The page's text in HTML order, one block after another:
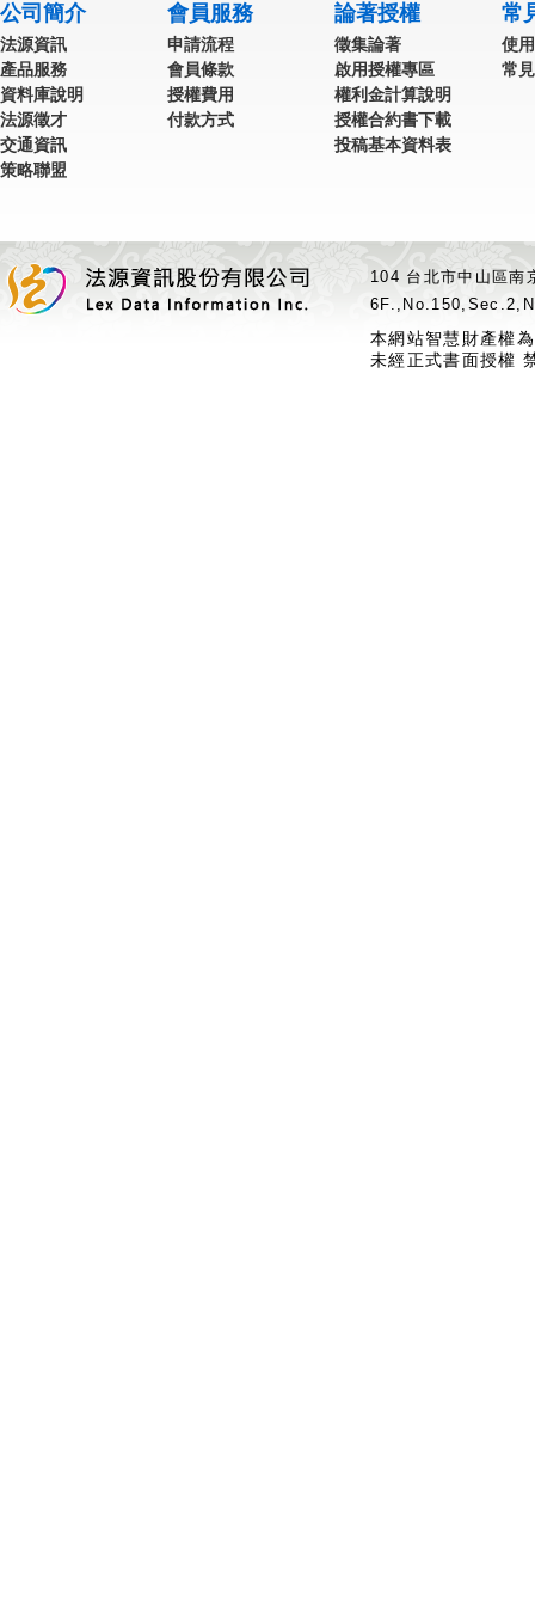
公司簡介
法源資訊
產品服務
資料庫說明
法源徵才
交通資訊
策略聯盟
會員服務
申請流程
會員條款
授權費用
付款方式
論著授權
徵集論著
啟用授權專區
權利金計算說明
授權合約書下載
投稿基本資料表
常
使
常
104 台北市中山區
本網站智慧財產權
未經正式書面授權